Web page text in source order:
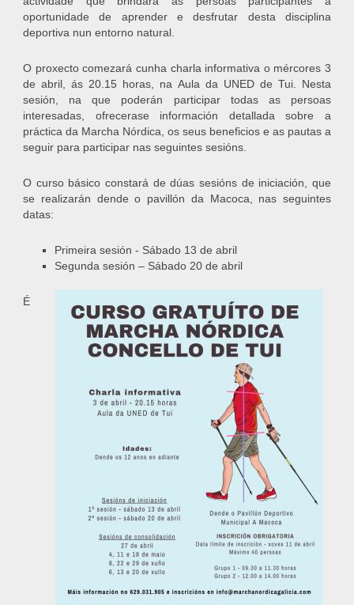
oportunidade de aprender e desfrutar desta disciplina
deportiva nun entorno natural.
O proxecto comezará cunha charla informativa o mércores 3
de abril, ás 20.15 horas, na Aula da UNED de Tui. Nesta
sesión, na que poderán participar todas as persoas
interesadas, ofrecerase información detallada sobre a
práctica da Marcha Nórdica, os seus beneficios e as pautas a
seguir para participar nas seguintes sesións.
O curso básico constará de dúas sesións de iniciación, que
se realizarán dende o pavillón da Macoca, nas seguintes
datas:
Primeira sesión - Sábado 13 de abril
Segunda sesión – Sábado 20 de abril
É